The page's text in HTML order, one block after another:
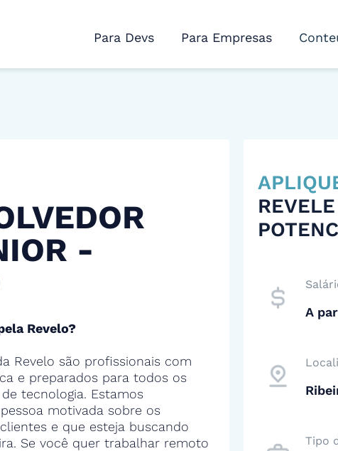
Para Devs Para Empresas
-
Revelo?
Revelo são profissionais com
e preparados para todos os
tecnologia. Estamos
motivada sobre os
e que esteja buscando
Se você quer trabalhar remoto
A
Tipo